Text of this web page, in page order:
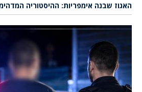
האגוז שבנה אימפריות: ההיסטוריה